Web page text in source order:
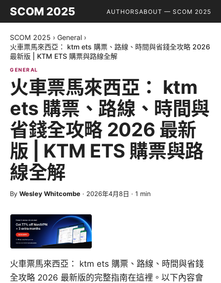
SCOM 2025 AUTHORSABOUT — SCOM 2025
SCOM 2025 › General ›
火車票馬來西亞： ktm ets 購票、路線、時間與省錢全攻略 2026
最新版 | KTM ETS 購票與路線全解
GENERAL
火車票馬來西亞： ktm
ets 購票、路線、時間與
省錢全攻略 2026 最新
版 | KTM ETS 購票與路
線全解
By Wesley Whitcombe · 2026年4月8日 · 1 min
火車票馬來西亞： ktm ets 購票、路線、時間與省錢
全攻略 2026 最新版的完整指南在這裡。以下內容會